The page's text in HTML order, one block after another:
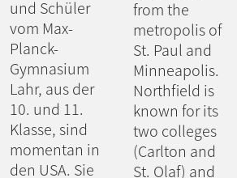
und Schüler
vom Max-
Planck-
Gymnasium
Lahr, aus der
10. und 11.
Klasse, sind
momentan in
den USA. Sie
from the
metropolis of
St. Paul and
Minneapolis.
Northfield is
known for its
two colleges
(Carlton and
St. Olaf) and